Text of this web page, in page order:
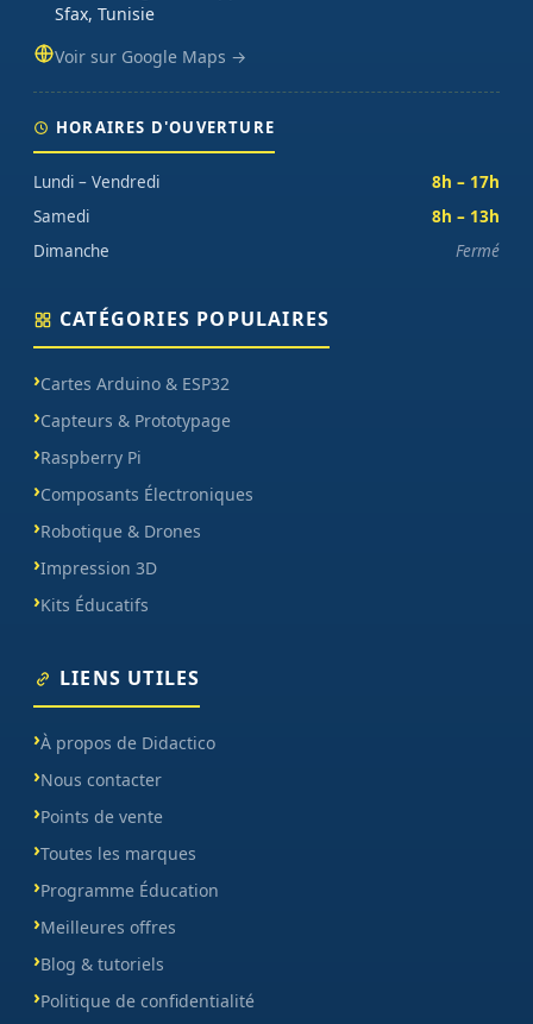
Sfax, Tunisie
Voir sur Google Maps →
HORAIRES D'OUVERTURE
Lundi – Vendredi
8h – 17h
Samedi
8h – 13h
Dimanche
Fermé
CATÉGORIES POPULAIRES
Cartes Arduino & ESP32
Capteurs & Prototypage
Raspberry Pi
Composants Électroniques
Robotique & Drones
Impression 3D
Kits Éducatifs
LIENS UTILES
À propos de Didactico
Nous contacter
Points de vente
Toutes les marques
Programme Éducation
Meilleures offres
Blog & tutoriels
Politique de confidentialité